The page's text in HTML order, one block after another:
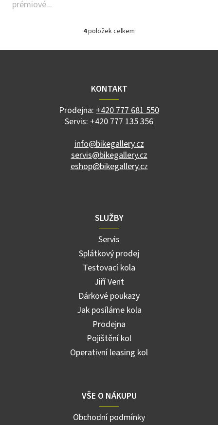
prémiové...
O
l
c
í
p
r
v
y
v
ý
p
4položek celkem
KONTAKT
Prodejna: +420 777 681 550
Servis: +420 777 135 356
info@bikegallery.cz
servis@bikegallery.cz
eshop@bikegallery.cz
SLUŽBY
Servis
Splátkový prodej
Testovací kola
Jiří Vent
Dárkové poukazy
Jak posíláme kola
Prodejna
Pojištění kol
Operativní leasing kol
VŠE O NÁKUPU
Obchodní podmínky